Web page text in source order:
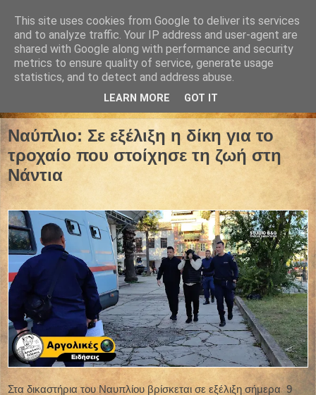
09 Οκτωβρίου 2025
Ναύπλιο: Σε εξέλιξη η δίκη για το
τροχαίο που στοίχησε τη ζωή στη
Νάντια
Στα δικαστήρια του Ναυπλίου βρίσκεται σε εξέλιξη σήμερα 9
This site uses cookies from Google to deliver its services
and to analyze traffic. Your IP address and user-agent are
shared with Google along with performance and security
metrics to ensure quality of service, generate usage
statistics, and to detect and address abuse.
LEARN MORE GOT IT